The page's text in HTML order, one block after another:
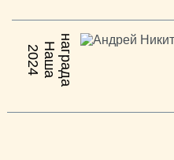
2024 Н
а
ш
ан
а
г
р
а
да